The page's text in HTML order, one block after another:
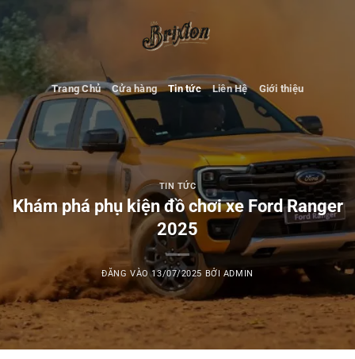
qua
nội
dung
Trang Chủ Cửa hàng Tin tức Liên Hệ Giới thiệu
TIN TỨC
Khám phá phụ kiện đồ chơi xe Ford Ranger
2025
ĐĂNG VÀO13/07/2025 BỞI ADMIN